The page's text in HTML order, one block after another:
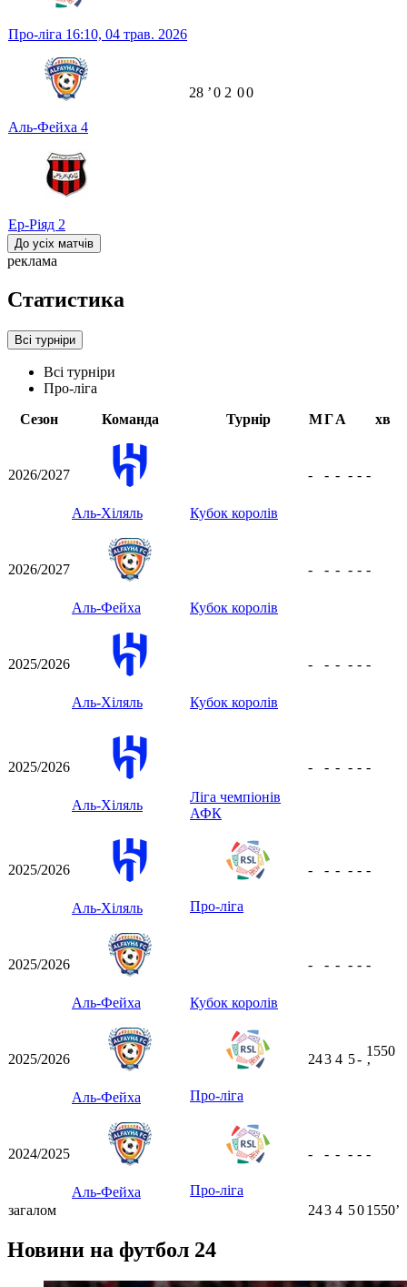
Про-ліга 16:10, 04 трав. 2026
Аль-Фейха 4
Ер-Ріяд 2
28 ʼ0 2 00
До усіх матчів
реклама
Статистика
Всі турніри
Всі турніри
Про-ліга
Сезон
Команда Турнір МГА хв
2026/2027
Аль-Хіляль Кубок королів
- - - - - -
2026/2027
Аль-Фейха Кубок королів
- - - - - -
2025/2026
Аль-Хіляль Кубок королів
- - - - - -
2025/2026
Аль-Хіляль
Ліга чемпіонів
АФК
- - - - - -
2025/2026
Аль-Хіляль Про-ліга
- - - - - -
2025/2026
Аль-Фейха Кубок королів
- - - - - -
2025/2026
Аль-Фейха Про-ліга
243 4 5-
1550
ʼ
2024/2025
Аль-Фейха Про-ліга
- - - - - -
загалом 243 4 501550ʼ
Новини на футбол 24